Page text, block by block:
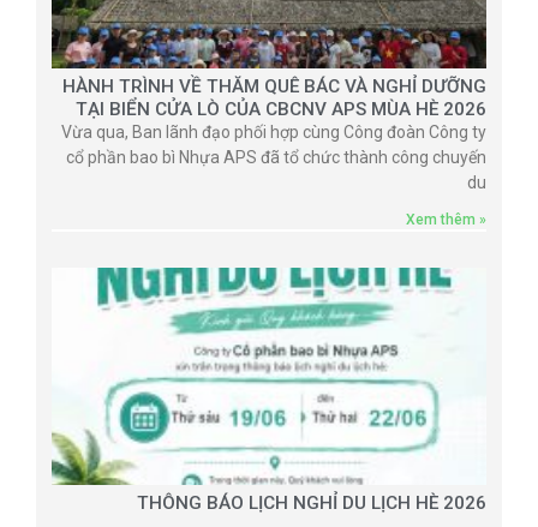
HÀNH TRÌNH VỀ THĂM QUÊ BÁC VÀ NGHỈ DƯỠNG
TẠI BIỂN CỬA LÒ CỦA CBCNV APS MÙA HÈ 2026
Vừa qua, Ban lãnh đạo phối hợp cùng Công đoàn Công ty
cổ phần bao bì Nhựa APS đã tổ chức thành công chuyến
du
Xem thêm »
THÔNG BÁO LỊCH NGHỈ DU LỊCH HÈ 2026